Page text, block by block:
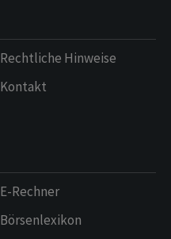
Rechtliche Hinweise
Kontakt
E-Rechner
Börsenlexikon